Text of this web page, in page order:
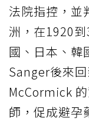
法院指控，並
洲，在1920
國、日本、韓
Sanger後來
McCormick
師，促成避孕